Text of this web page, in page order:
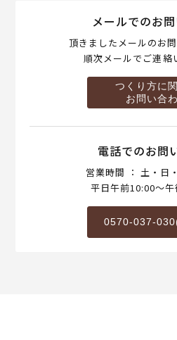
メールでのお
頂きましたメールのお問
順次メールでご連絡
つくり方に
お問い合
電話でのお問
営業時間 ： 土・日
平日午前10:00～
0570-037-030(